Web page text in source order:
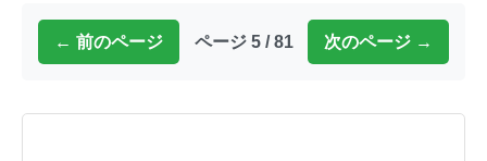
← 前のページ ページ 5 / 81 次のページ →